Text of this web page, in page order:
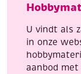
U vindt als
in onze
aanbod